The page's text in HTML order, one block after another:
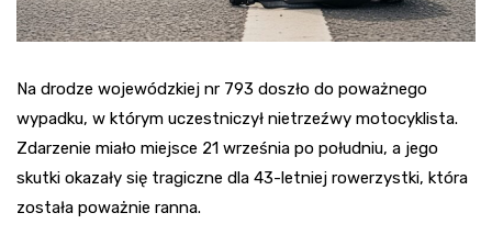
Na drodze wojewódzkiej nr 793 doszło do poważnego
wypadku, w którym uczestniczył nietrzeźwy motocyklista.
Zdarzenie miało miejsce 21 września po południu, a jego
skutki okazały się tragiczne dla 43-letniej rowerzystki, która
została poważnie ranna.